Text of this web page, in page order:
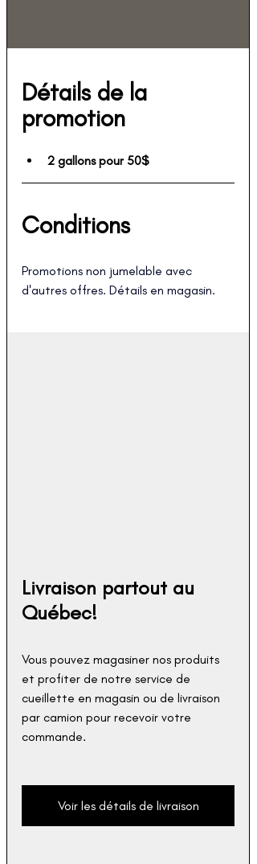
Détails de la
promotion
2 gallons pour 50$
Conditions
Promotions non jumelable avec
d'autres offres. Détails en magasin.
Livraison partout au
Québec!
Vous pouvez magasiner nos produits
et profiter de notre service de
cueillette en magasin ou de livraison
par camion pour recevoir votre
commande.
Voir les détails de livraison